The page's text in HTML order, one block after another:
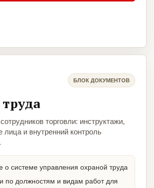
БЛОК ДОКУМЕНТОВ
торговли: инструктажи,
лица и внутренний контроль
о системе управления охраной труда
по должностям и видам работ для